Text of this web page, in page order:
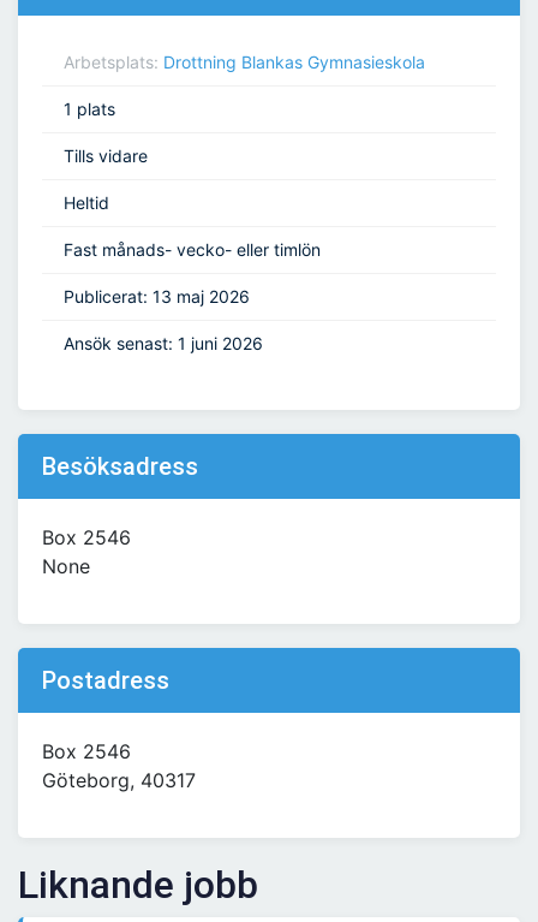
Arbetsplats: Drottning Blankas Gymnasieskola
1 plats
Tills vidare
Heltid
Fast månads- vecko- eller timlön
Publicerat: 13 maj 2026
Ansök senast: 1 juni 2026
Besöksadress
Box 2546
None
Postadress
Box 2546
Göteborg, 40317
Liknande jobb